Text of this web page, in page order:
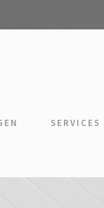
SERVICES